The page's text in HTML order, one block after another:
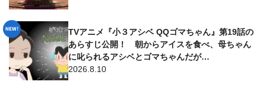
TVアニメ『小３アシベ QQゴマちゃん』第19話の
あらすじ公開！ 朝からアイスを食べ、母ちゃん
に叱られるアシベとゴマちゃんだが…
2026.8.10